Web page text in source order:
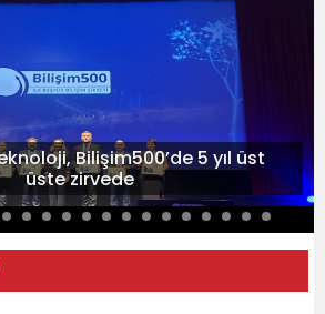
Bilişim500’de 5 yıl üst
üste zirvede